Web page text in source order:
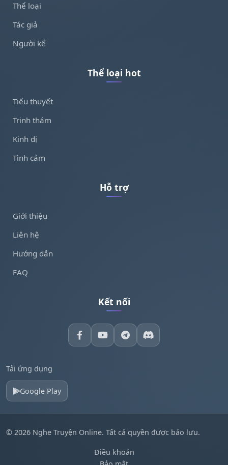
Thể loại
Tác giả
Người kể
Thể loại hot
Tiểu thuyết
Trinh thám
Kinh dị
Tình cảm
Hỗ trợ
Giới thiệu
Liên hệ
Hướng dẫn
FAQ
Kết nối
Tải ứng dụng
Google Play
© 2026 Nghe Truyện Online. Tất cả quyền được bảo lưu.
Điều khoản